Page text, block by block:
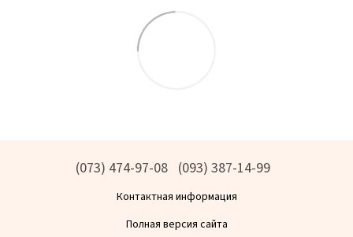
(073) 474-97-08 (093) 387-14-99
Контактная информация
Полная версия сайта